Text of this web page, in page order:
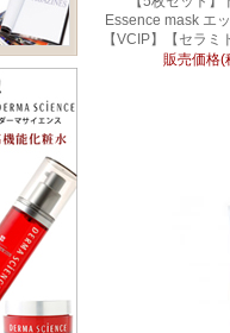
Essence mask エ
【VCIP】【セラ
販売価格(